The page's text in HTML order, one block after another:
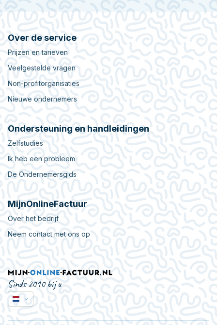
Over de service
Prijzen en tarieven
Veelgestelde vragen
Non-profitorganisaties
Nieuwe ondernemers
Ondersteuning en handleidingen
Zelfstudies
Ik heb een probleem
De Ondernemersgids
MijnOnlineFactuur
Over het bedrijf
Neem contact met ons op
Sinds 2010 bij u